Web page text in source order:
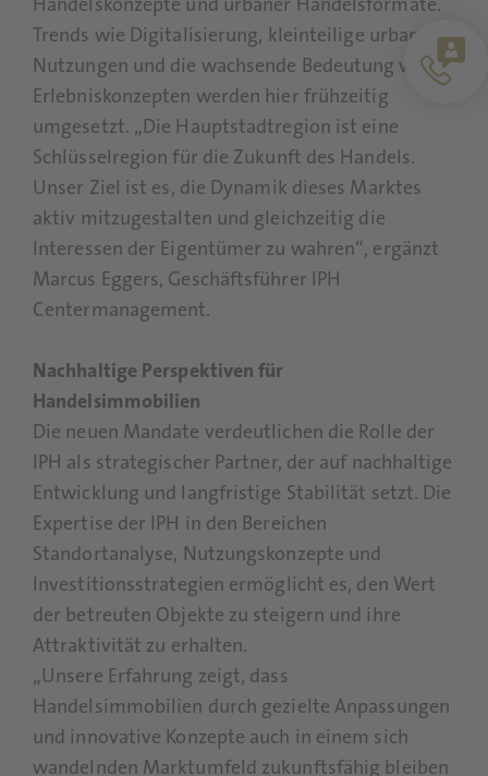
Handelskonzepte und urbaner Handelsformate.
Trends wie Digitalisierung, kleinteilige urbane
Nutzungen und die wachsende Bedeutung von
Erlebniskonzepten werden hier frühzeitig
umgesetzt. „Die Hauptstadtregion ist eine
Schlüsselregion für die Zukunft des Handels.
Unser Ziel ist es, die Dynamik dieses Marktes
aktiv mitzugestalten und gleichzeitig die
Interessen der Eigentümer zu wahren“, ergänzt
Marcus Eggers, Geschäftsführer IPH
Centermanagement.
Nachhaltige Perspektiven für
Handelsimmobilien
Die neuen Mandate verdeutlichen die Rolle der
IPH als strategischer Partner, der auf nachhaltige
Entwicklung und langfristige Stabilität setzt. Die
Expertise der IPH in den Bereichen
Standortanalyse, Nutzungskonzepte und
Investitionsstrategien ermöglicht es, den Wert
der betreuten Objekte zu steigern und ihre
Attraktivität zu erhalten.
„Unsere Erfahrung zeigt, dass
Handelsimmobilien durch gezielte Anpassungen
und innovative Konzepte auch in einem sich
wandelnden Marktumfeld zukunftsfähig bleiben